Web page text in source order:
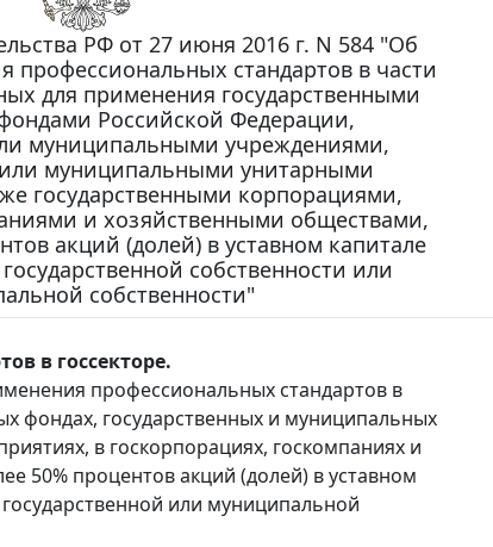
РФ от 27 июня 2016 г. N 584 "Об
профессиональных стандартов в части
для применения государственными
Российской Федерации,
муниципальными учреждениями,
муниципальными унитарными
государственными корпорациями,
и хозяйственными обществами,
акций (долей) в уставном капитале
собственности или
собственности"
в госсекторе.
профессиональных стандартов в
фондах, государственных и муниципальных
в госкорпорациях, госкомпаниях и
50% процентов акций (долей) в уставном
или муниципальной